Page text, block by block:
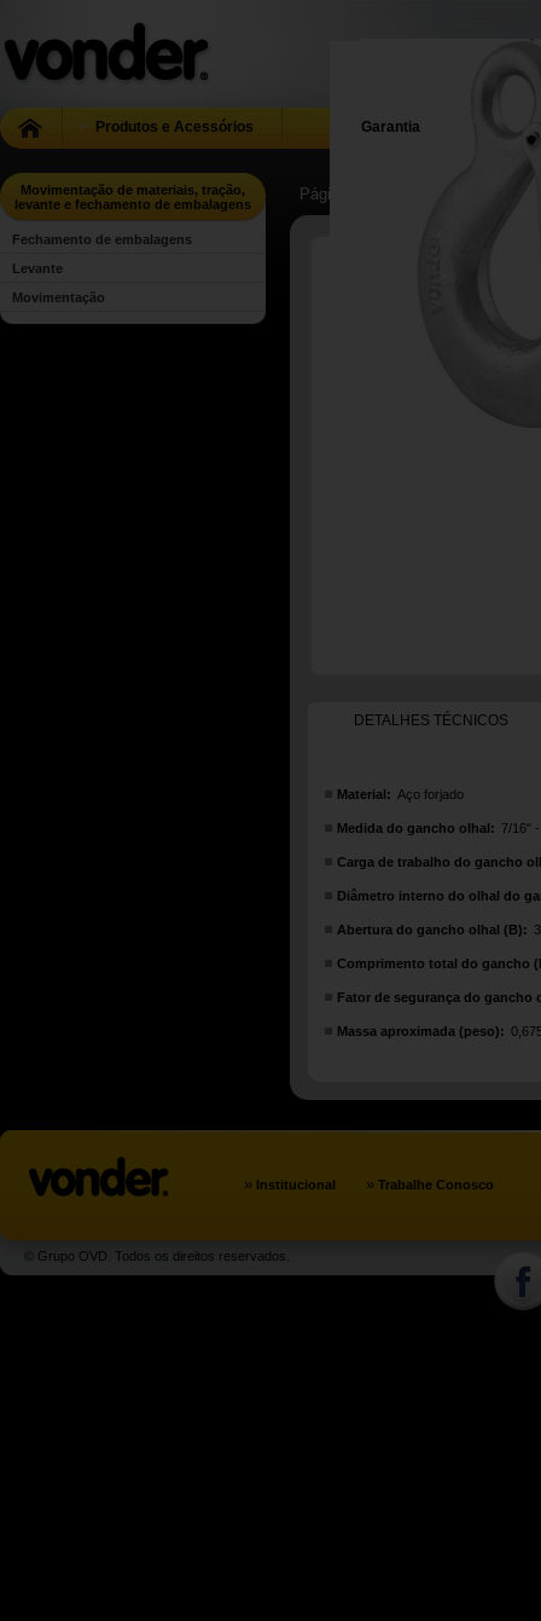
Produtos e Acessórios Garantia
Movimentação de materiais, tração,
levante e fechamento de embalagens
Fechamento de embalagens
Levante
Movimentação
Página Inicial
DETALHES TÉCNICOS
Material: Aço forjado
Medida do gancho olhal: 7/16"
Carga de trabalho do gancho
Diâmetro interno do olhal do
Abertura do gancho olhal (B):
Comprimento total do gancho
Fator de segurança do gancho
Massa aproximada (peso):
» Institucional » Trabalhe Conosco
© Grupo OVD. Todos os direitos reservados.